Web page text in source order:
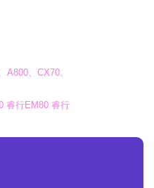
A800、CX70、
睿行EM80 睿行